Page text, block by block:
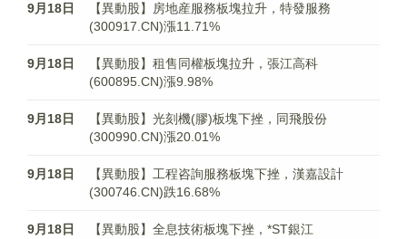
9月18日
【異動股】房地産服務板塊拉升，特發服務
(300917.CN)漲11.71%
9月18日
【異動股】租售同權板塊拉升，張江高科
(600895.CN)漲9.98%
9月18日
【異動股】光刻機(膠)板塊下挫，同飛股份
(300990.CN)漲20.01%
9月18日
【異動股】工程咨詢服務板塊下挫，漢嘉設計
(300746.CN)跌16.68%
9月18日
【異動股】全息技術板塊下挫，*ST銀江